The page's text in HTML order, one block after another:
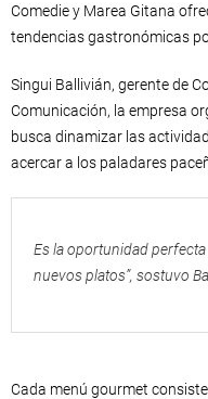
Comedie y Marea Gitana
tendencias gastronómicas
Singui Ballivián, gerente de
Comunicación, la empresa
busca dinamizar las
acercar a los paladares
Es la oportunidad
nuevos platos”, sostuvo
Cada menú gourmet